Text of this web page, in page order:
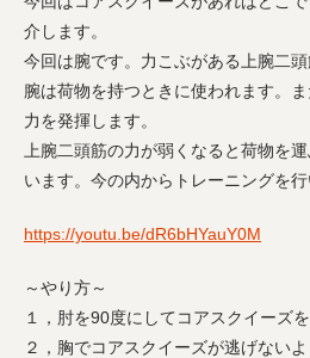
介します。
今回は腕です。力こぶがある上腕二頭
腕は荷物を持つときに使われます。
力を発揮します。
上腕二頭筋の力が弱くなると荷物を
います。今の内からトレーニングを行
https://youtu.be/dR6bHYauY0M
～やり方～
１，肘を90度にしてコアスクイーズを
２，胸でコアスクイーズが逃げない